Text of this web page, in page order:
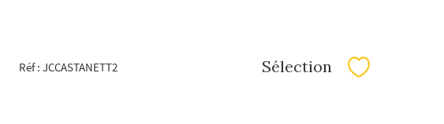
Réf : JCCASTANETT2 Sélection Sélectionner